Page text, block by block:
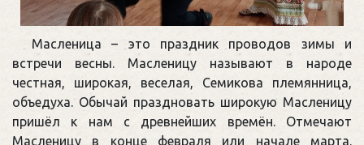
Масленица – это праздник проводов зимы и
встречи весны. Масленицу называют в народе
честная, широкая, веселая, Семикова племянница,
объедуха. Обычай праздновать широкую Масленицу
пришёл к нам с древнейших времён. Отмечают
Масленицу в конце февраля или начале марта.